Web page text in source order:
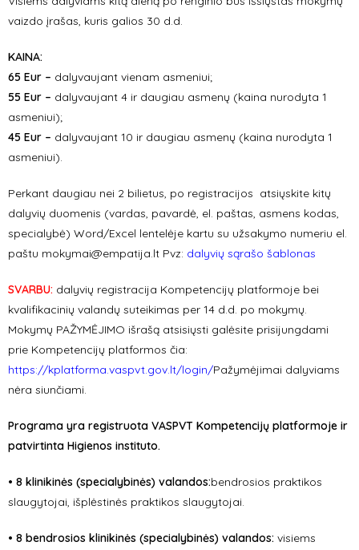
vaizdo įrašas, kuris galios 30 d.d.
KAINA:
65 Eur – dalyvaujant vienam asmeniui;
55 Eur – dalyvaujant 4 ir daugiau asmenų (kaina nurodyta 1
asmeniui);
45 Eur – dalyvaujant 10 ir daugiau asmenų (kaina nurodyta 1
asmeniui).
Perkant daugiau nei 2 bilietus, po registracijos atsiųskite kitų
dalyvių duomenis (vardas, pavardė, el. paštas, asmens kodas,
specialybė) Word/Excel lentelėje kartu su užsakymo numeriu el.
paštu mokymai@empatija.lt Pvz: dalyvių sąrašo šablonas
SVARBU: dalyvių registracija Kompetencijų platformoje bei
kvalifikacinių valandų suteikimas per 14 d.d. po mokymų.
Mokymų PAŽYMĖJIMO išrašą atsisiųsti galėsite prisijungdami
prie Kompetencijų platformos čia:
https://kplatforma.vaspvt.gov.lt/login/Pažymėjimai dalyviams
nėra siunčiami.
Programa yra registruota VASPVT Kompetencijų platformoje ir
patvirtinta Higienos instituto.
• 8 klinikinės (specialybinės) valandos:bendrosios praktikos
slaugytojai, išplėstinės praktikos slaugytojai.
• 8 bendrosios klinikinės (specialybinės) valandos: visiems